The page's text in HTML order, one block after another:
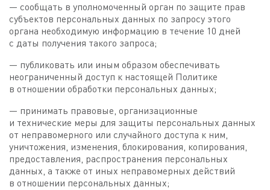
— сообщать в уполномоченный орган по защите прав
субъектов персональных данных по запросу этого
органа необходимую информацию в течение 10 дней
с даты получения такого запроса;
— публиковать или иным образом обеспечивать
неограниченный доступ к настоящей Политике
в отношении обработки персональных данных;
— принимать правовые, организационные
и технические меры для защиты персональных данных
от неправомерного или случайного доступа к ним,
уничтожения, изменения, блокирования, копирования,
предоставления, распространения персональных
данных, а также от иных неправомерных действий
в отношении персональных данных;